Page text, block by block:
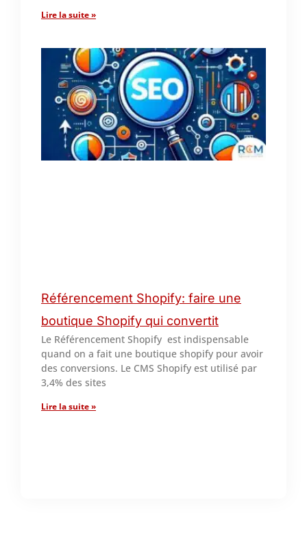
Lire la suite »
Référencement Shopify: faire une
boutique Shopify qui convertit
Le Référencement Shopify est indispensable
quand on a fait une boutique shopify pour avoir
des conversions. Le CMS Shopify est utilisé par
3,4% des sites
Lire la suite »